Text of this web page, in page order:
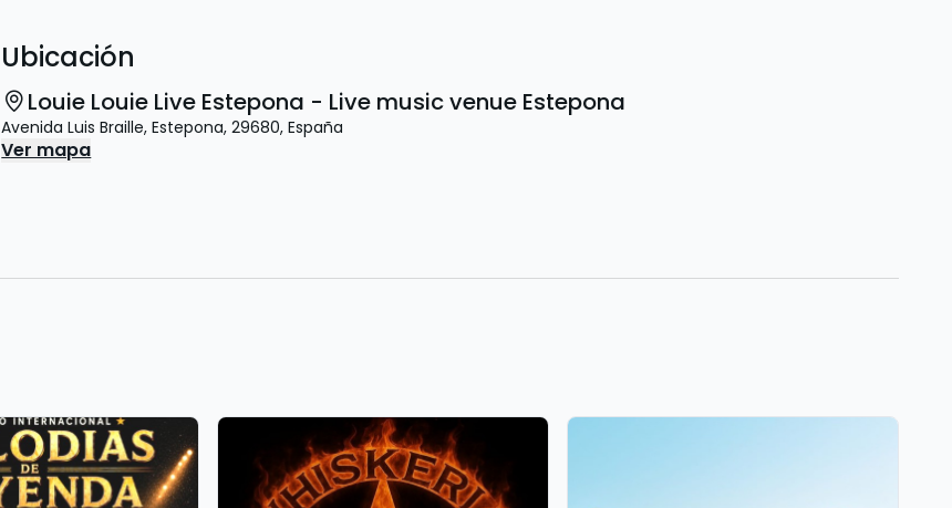
Ubicación
Louie Louie Live Estepona - Live music venue Estepona
Avenida Luis Braille, Estepona, 29680, España
Ver mapa